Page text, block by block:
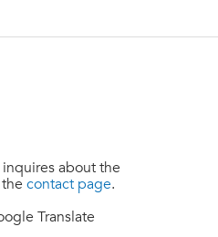
about the
contact page.
Translate